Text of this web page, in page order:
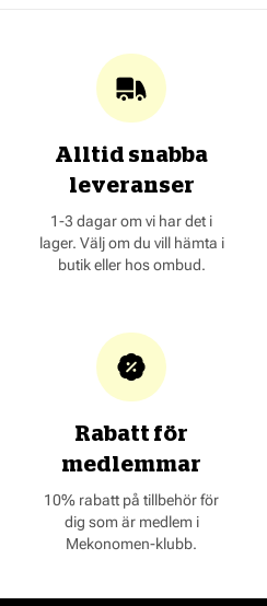
Alltid snabba
leveranser
1-3 dagar om vi har det i
lager. Välj om du vill hämta i
butik eller hos ombud.
Rabatt för
medlemmar
10% rabatt på tillbehör för
dig som är medlem i
Mekonomen-klubb.